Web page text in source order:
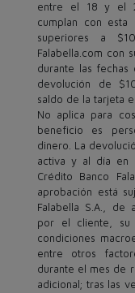
entre el 18 y el
cumplan con esta
superiores a
Falabella.com con
durante las fechas
devolución de
saldo de la tarjeta
No aplica para
beneficio es
dinero. La
activa y al día en
Crédito Banco
aprobación está
Falabella S.A., de
por el cliente, su
condiciones
entre otros
durante el mes de
adicional; tras las